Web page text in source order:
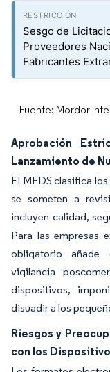
Sesgo de
Proveedores
Fabricantes
Fuente: Mordor
Aprobación
Lanzamiento de
El MFDS clasifica
se someten a
incluyen calidad,
Para las empresas
obligatorio añade
vigilancia
dispositivos,
disuadir a los
Riesgos y
con los